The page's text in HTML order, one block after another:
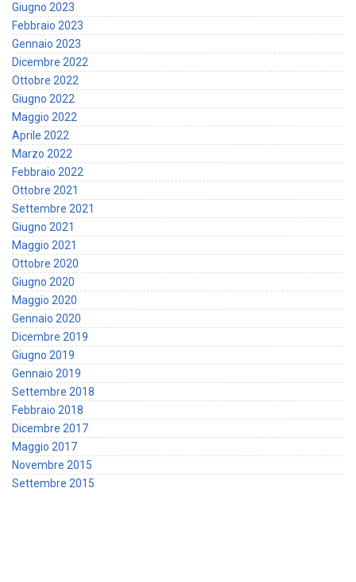
Giugno 2023
Febbraio 2023
Gennaio 2023
Dicembre 2022
Ottobre 2022
Giugno 2022
Maggio 2022
Aprile 2022
Marzo 2022
Febbraio 2022
Ottobre 2021
Settembre 2021
Giugno 2021
Maggio 2021
Ottobre 2020
Giugno 2020
Maggio 2020
Gennaio 2020
Dicembre 2019
Giugno 2019
Gennaio 2019
Settembre 2018
Febbraio 2018
Dicembre 2017
Maggio 2017
Novembre 2015
Settembre 2015